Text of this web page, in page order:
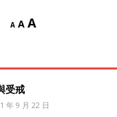
A A A
受戒
年 9 月 22 日